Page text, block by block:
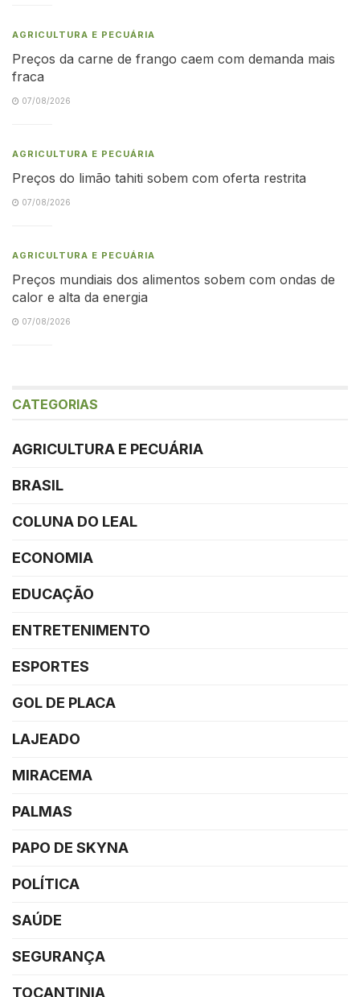
AGRICULTURA E PECUÁRIA
Preços da carne de frango caem com demanda mais
fraca
07/08/2026
AGRICULTURA E PECUÁRIA
Preços do limão tahiti sobem com oferta restrita
07/08/2026
AGRICULTURA E PECUÁRIA
Preços mundiais dos alimentos sobem com ondas de
calor e alta da energia
07/08/2026
CATEGORIAS
AGRICULTURA E PECUÁRIA
BRASIL
COLUNA DO LEAL
ECONOMIA
EDUCAÇÃO
ENTRETENIMENTO
ESPORTES
GOL DE PLACA
LAJEADO
MIRACEMA
PALMAS
PAPO DE SKYNA
POLÍTICA
SAÚDE
SEGURANÇA
TOCANTINIA